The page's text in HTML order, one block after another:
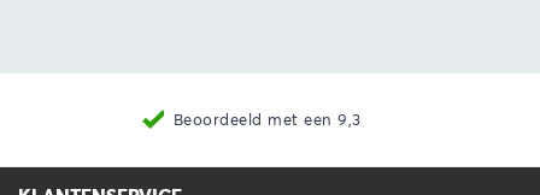
Beoordeeld met een 9,3